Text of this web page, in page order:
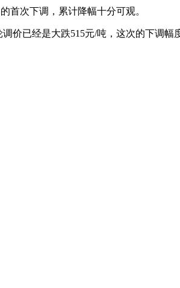
首次下调，累计降幅十分可观。
已经是大跌515元/吨，这次的下调幅